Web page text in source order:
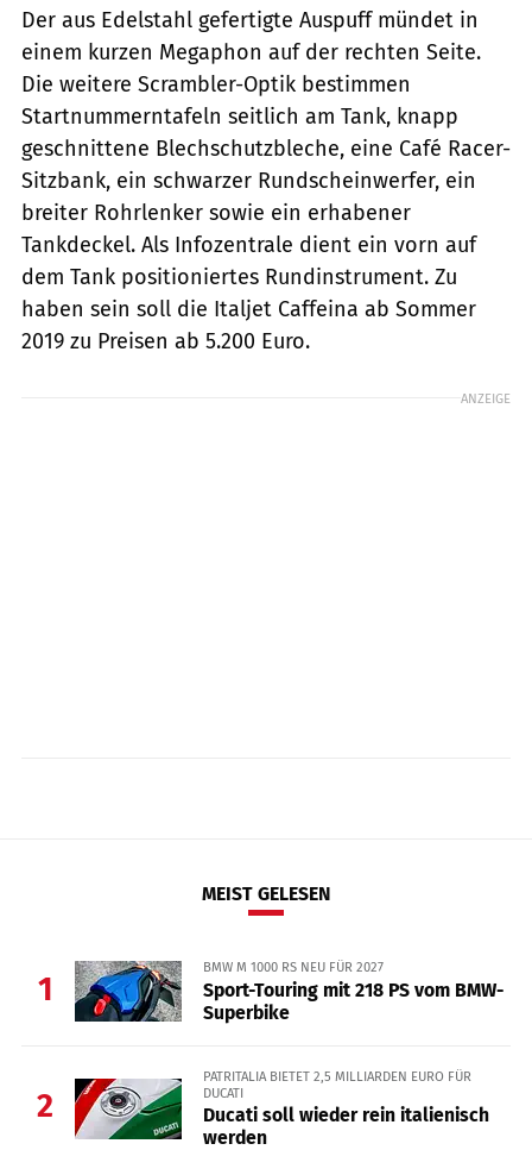
Der aus Edelstahl gefertigte Auspuff mündet in
einem kurzen Megaphon auf der rechten Seite.
Die weitere Scrambler-Optik bestimmen
Startnummerntafeln seitlich am Tank, knapp
geschnittene Blechschutzbleche, eine Café Racer-
Sitzbank, ein schwarzer Rundscheinwerfer, ein
breiter Rohrlenker sowie ein erhabener
Tankdeckel. Als Infozentrale dient ein vorn auf
dem Tank positioniertes Rundinstrument. Zu
haben sein soll die Italjet Caffeina ab Sommer
2019 zu Preisen ab 5.200 Euro.
ANZEIGE
MEIST GELESEN
1
BMW M 1000 RS NEU FÜR 2027
Sport-Touring mit 218 PS vom BMW-
Superbike
2
PATRITALIA BIETET 2,5 MILLIARDEN EURO FÜR
DUCATI
Ducati soll wieder rein italienisch
werden